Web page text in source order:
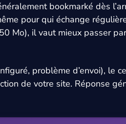
bookmarké dès
pour qui échange
Mo), il vaut mieux passer
problème d’envoi), le
de votre site. Réponse